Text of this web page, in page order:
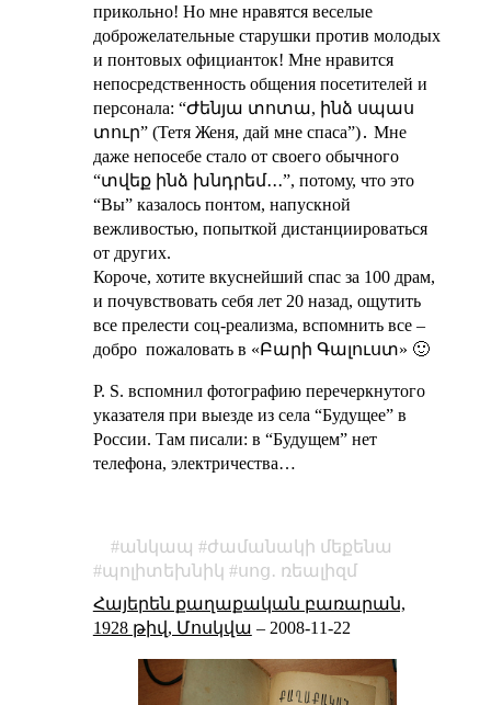
прикольно! Но мне нравятся веселые
доброжелательные старушки против молодых
и понтовых официанток! Мне нравится
непосредственность общения посетителей и
персонала: “Ժենյա տոտա, ինձ սպաս
տուր” (Тетя Женя, дай мне спаса”)․ Мне
даже непосебе стало от своего обычного
“տվեք ինձ խնդրեմ․․․”, потому, что это
“Вы” казалось понтом, напускной
вежливостью, попыткой дистанциироваться
от других.
Короче, хотите вкуснейший спас за 100 драм,
и почувствовать себя лет 20 назад, ощутить
все прелести соц-реализма, вспомнить все –
добро пожаловать в «Բարի Գալուստ» 🙂
P. S. вспомнил фотографию перечеркнутого
указателя при выезде из села “Будущее” в
России. Там писали: в “Будущем” нет
телефона, электричества…
անկապ
ժամանակի մեքենա
պոլիտեխնիկ
սոց․ ռեալիզմ
Հայերեն քաղաքական բառարան,
1928 թիվ, Մոսկվա – 2008-11-22